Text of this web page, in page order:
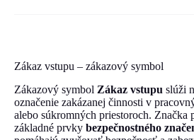
Zákaz vstupu – zákazový symbol
Zákazový symbol Zákaz vstupu slúži
označenie zakázanej činnosti v
alebo súkromných priestoroch. Značka
základné prvky bezpečnostného